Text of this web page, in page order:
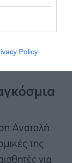
Policy
Ανατολή
της
για